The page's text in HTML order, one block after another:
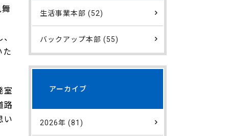
た
室
路
い
生活事業本部 (52)
バックアップ本部 (55)
アーカイブ
2026年 (81)